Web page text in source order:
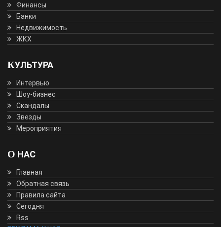
Финансы
Банки
Недвижимость
ЖКХ
КУЛЬТУРА
Интервью
Шоу-бизнес
Скандалы
Звезды
Мероприятия
О НАС
Главная
Обратная связь
Правила сайта
Сегодня
Rss